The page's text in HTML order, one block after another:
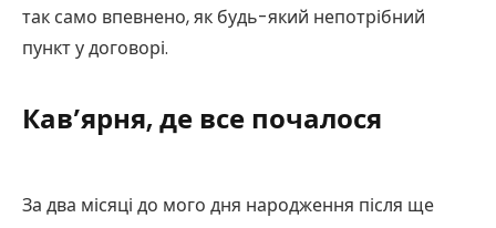
так само впевнено, як будь-який непотрібний
пункт у договорі.
Кав’ярня, де все почалося
За два місяці до мого дня народження після ще